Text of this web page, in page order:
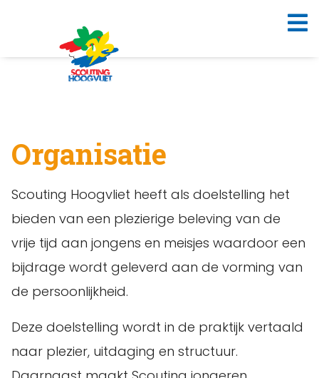
Organisatie
Scouting Hoogvliet heeft als doelstelling het
bieden van een plezierige beleving van de
vrije tijd aan jongens en meisjes waardoor een
bijdrage wordt geleverd aan de vorming van
de persoonlijkheid.
Deze doelstelling wordt in de praktijk vertaald
naar plezier, uitdaging en structuur.